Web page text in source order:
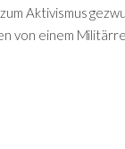
Aktivismus
von einem